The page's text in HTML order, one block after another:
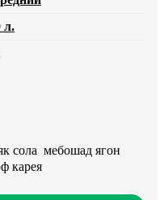
л.
сола  мебошад ягон
карея